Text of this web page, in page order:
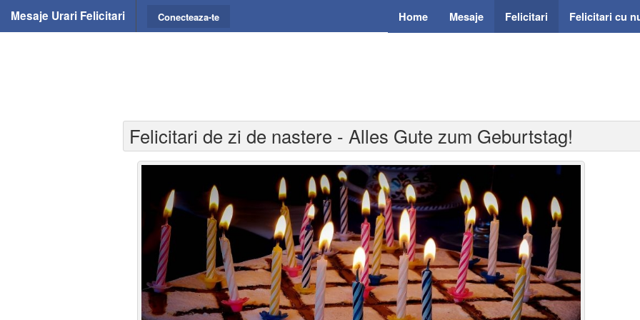
Mesaje Urari Felicitari Home Mesaje Felicitari Felicitari cu
Conecteaza-te
Felicitari de zi de nastere - Alles Gute zum Geburtstag!